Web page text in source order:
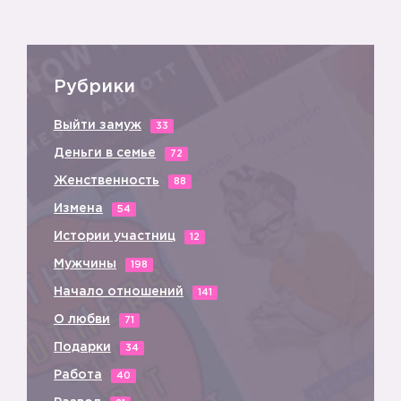
Рубрики
Выйти замуж 33
Деньги в семье 72
Женственность 88
Измена 54
Истории участниц 12
Мужчины 198
Начало отношений 141
О любви 71
Подарки 34
Работа 40